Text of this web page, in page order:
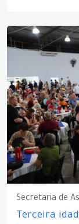
Secretaria de
Terceira